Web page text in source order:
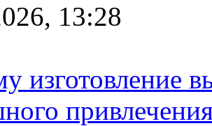
13:28
изготовление